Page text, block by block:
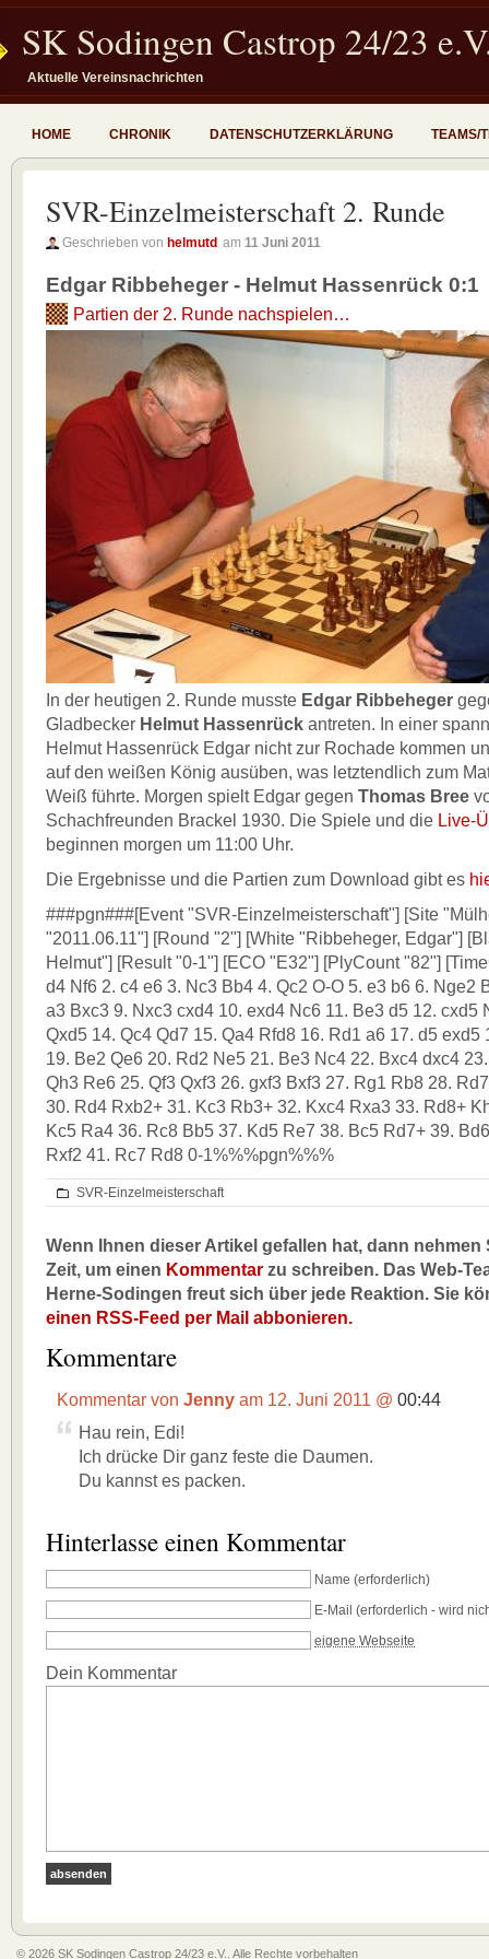
SK Sodingen Castrop 24/23
Aktuelle Vereinsnachrichten
HOME CHRONIK DATENSCHUTZERKLÄRUNG TEAMS/
SVR-Einzelmeisterschaft 2. Runde
Geschrieben von helmutd am 11 Juni 2011
Edgar Ribbeheger - Helmut Hassenrück 0:1
Partien der 2. Runde nachspielen…
In der heutigen 2. Runde musste Edgar Ribbeheger
Gladbecker Helmut Hassenrück antreten. In einer
Helmut Hassenrück Edgar nicht zur Rochade kommen
auf den weißen König ausüben, was letztendlich zum
Weiß führte. Morgen spielt Edgar gegen Thomas Bree
Schachfreunden Brackel 1930. Die Spiele und die Live-
beginnen morgen um 11:00 Uhr.
Die Ergebnisse und die Partien zum Download gibt es
###pgn###[Event "SVR-Einzelmeisterschaft"] [Site
"2011.06.11"] [Round "2"] [White "Ribbeheger, Edgar"]
Helmut"] [Result "0-1"] [ECO "E32"] [PlyCount "82"]
d4 Nf6 2. c4 e6 3. Nc3 Bb4 4. Qc2 O-O 5. e3 b6 6. Nge2
a3 Bxc3 9. Nxc3 cxd4 10. exd4 Nc6 11. Be3 d5 12. cxd5
Qxd5 14. Qc4 Qd7 15. Qa4 Rfd8 16. Rd1 a6 17. d5 exd5
19. Be2 Qe6 20. Rd2 Ne5 21. Be3 Nc4 22. Bxc4 dxc4
Qh3 Re6 25. Qf3 Qxf3 26. gxf3 Bxf3 27. Rg1 Rb8 28.
30. Rd4 Rxb2+ 31. Kc3 Rb3+ 32. Kxc4 Rxa3 33. Rd8+
Kc5 Ra4 36. Rc8 Bb5 37. Kd5 Re7 38. Bc5 Rd7+ 39.
Rxf2 41. Rc7 Rd8 0-1%%%pgn%%%
SVR-Einzelmeisterschaft
Wenn Ihnen dieser Artikel gefallen hat, dann nehmen
Zeit, um einen Kommentar zu schreiben. Das Web-
Herne-Sodingen freut sich über jede Reaktion. Sie
einen RSS-Feed per Mail abbonieren.
Kommentare
Kommentar von Jenny am 12. Juni 2011 @ 00:44
Hau rein, Edi!
Ich drücke Dir ganz feste die Daumen.
Du kannst es packen.
Hinterlasse einen Kommentar
Name (erforderlich)
E-Mail (erforderlich - wird
eigene Webseite
Dein Kommentar
© 2026 SK Sodingen Castrop 24/23 e.V.. Alle Rechte vorbehalten